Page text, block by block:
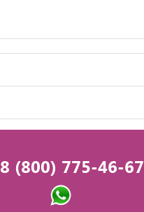
8 (800) 775-46-67